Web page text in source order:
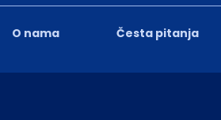
O nama Česta pitanja